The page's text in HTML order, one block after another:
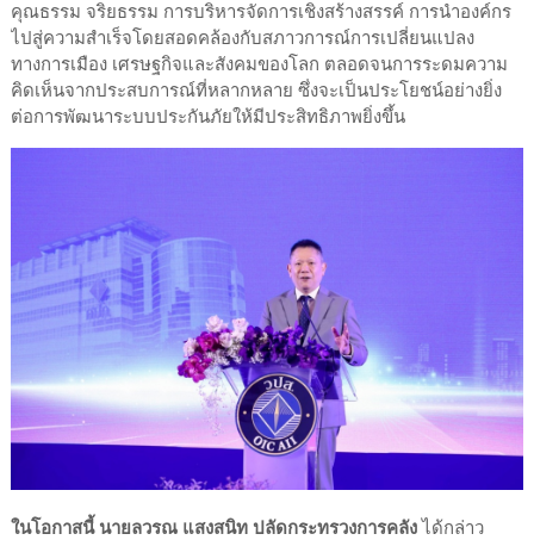
คุณธรรม จริยธรรม การบริหารจัดการเชิงสร้างสรรค์ การนำองค์กร
ไปสู่ความสำเร็จโดยสอดคล้องกับสภาวการณ์การเปลี่ยนแปลง
ทางการเมือง เศรษฐกิจและสังคมของโลก ตลอดจนการระดมความ
คิดเห็นจากประสบการณ์ที่หลากหลาย ซึ่งจะเป็นประโยชน์อย่างยิ่ง
ต่อการพัฒนาระบบประกันภัยให้มีประสิทธิภาพยิ่งขึ้น
ในโอกาสนี้ นายลวรณ แสงสนิท ปลัดกระทรวงการคลังได้กล่าว